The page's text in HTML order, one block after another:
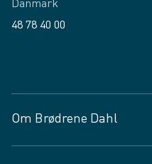
Danmark
48 78 40 00
Om Brødrene Dahl